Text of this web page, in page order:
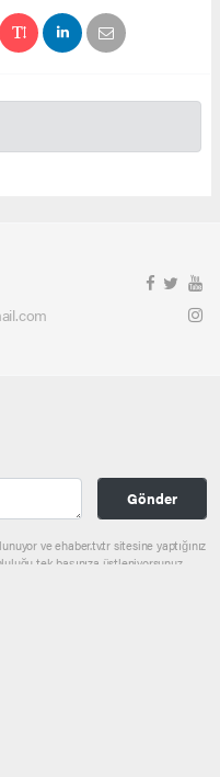
Gönder
ve ehaber.tv.tr sitesine yaptığınız
tek başınıza üstleniyorsunuz.